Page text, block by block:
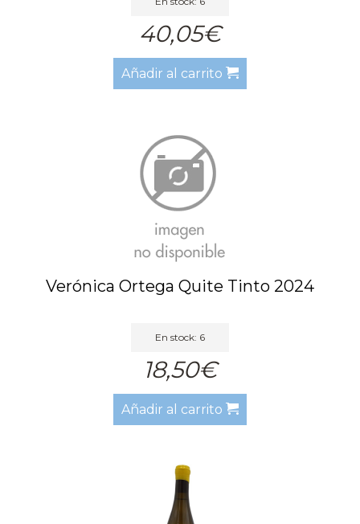
40,05€
Añadir al carrito
Verónica Ortega Quite Tinto 2024
En stock: 6
18,50€
Añadir al carrito